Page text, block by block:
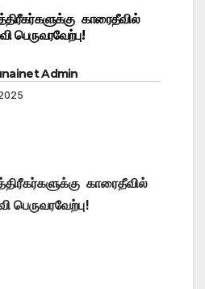
காரைதீவில்
பெருவரவேற்பு!
Admin
காரைதீவில்
பெருவரவேற்பு!